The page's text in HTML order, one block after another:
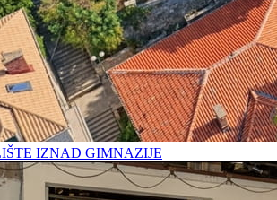
IZNAD GIMNAZIJE